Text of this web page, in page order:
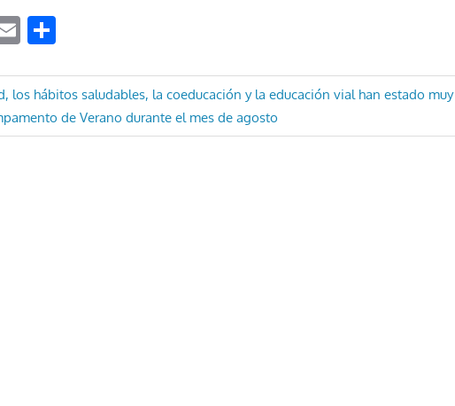
Email
los hábitos saludables, la coeducación y la educación vial han estado muy
de Verano durante el mes de agosto